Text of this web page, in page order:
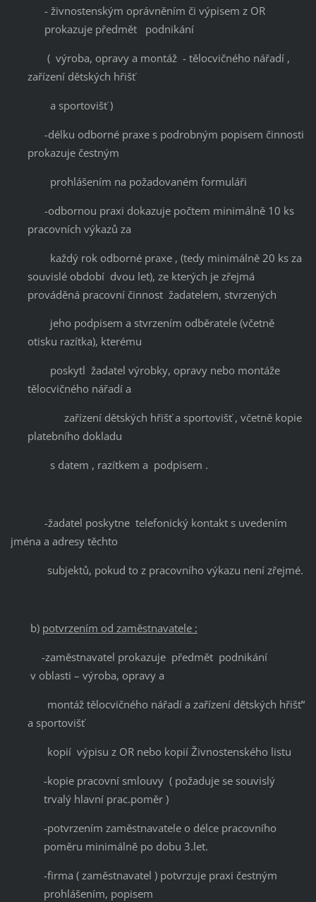
- živnostenským oprávněním či výpisem z OR
prokazuje předmět podnikání
( výroba, opravy a montáž - tělocvičného nářadí ,
zařízení dětských hřišť
a sportovišť )
-délku odborné praxe s podrobným popisem činnosti
prokazuje čestným
prohlášením na požadovaném formuláři
-odbornou praxi dokazuje počtem minimálně 10 ks
pracovních výkazů za
každý rok odborné praxe , (tedy minimálně 20 ks za
souvislé období dvou let), ze kterých je zřejmá
prováděná pracovní činnost žadatelem, stvrzených
jeho podpisem a stvrzením odběratele (včetně
otisku razítka), kterému
poskytl žadatel výrobky, opravy nebo montáže
tělocvičného nářadí a
zařízení dětských hřišť a sportovišť , včetně kopie
platebního dokladu
s datem , razítkem a podpisem .
-žadatel poskytne telefonický kontakt s uvedením
jména a adresy těchto
subjektů, pokud to z pracovního výkazu není zřejmé.
b) potvrzením od zaměstnavatele :
-zaměstnavatel prokazuje předmět podnikání
v oblasti – výroba, opravy a
montáž tělocvičného nářadí a zařízení dětských hřišť“
a sportovišť
kopií výpisu z OR nebo kopií Živnostenského listu
-kopie pracovní smlouvy ( požaduje se souvislý
trvalý hlavní prac.poměr )
-potvrzením zaměstnavatele o délce pracovního
poměru minimálně po dobu 3.let.
-firma ( zaměstnavatel ) potvrzuje praxi čestným
prohlášením, popisem